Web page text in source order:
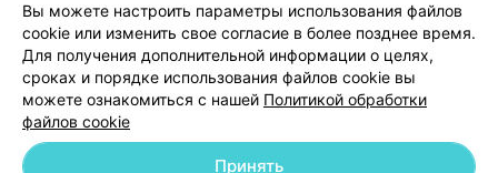
Педикюр
Классический педикюр
придание формы ногтям, обработка кутикулы, ступней,
Написать руководителю 103.by
Написать в поддержку
Персональные настройки cookie
Обработка персональных данных
Вы можете настроить параметры использования файлов
cookie или изменить свое согласие в более позднее время.
Для получения дополнительной информации о целях,
сроках и порядке использования файлов cookie вы
можете ознакомиться с нашей Политикой обработки
файлов cookie
Принять